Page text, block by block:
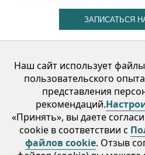
ЗАПИСАТЬСЯ
Услуги Врачи Отзывы
ООО «ВетМедЦентр» УНП
Республика Беларусь, Минск,
регистрация № 192249498 от
Наш сайт использует
пользовательского
представления
рекомендаций.
«Принять», вы даете
cookie в соответствии с
файлов cookie. Oтзыв